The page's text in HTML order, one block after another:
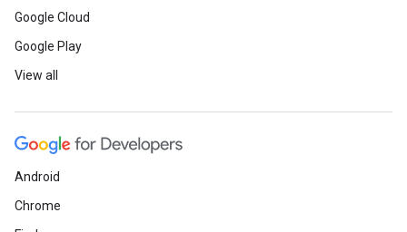
Google Cloud
Google Play
View all
Android
Chrome